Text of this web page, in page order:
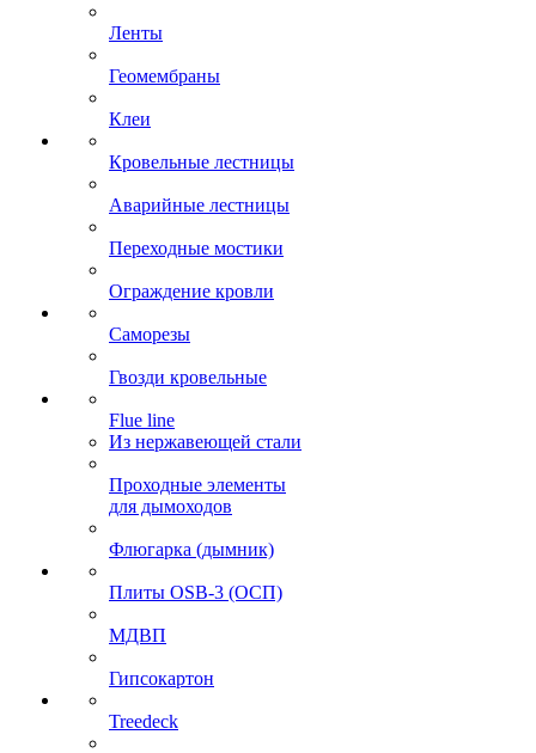
Ленты
Геомембраны
Клеи
Кровельные лестницы
Аварийные лестницы
Переходные мостики
Ограждение кровли
Саморезы
Гвозди кровельные
Flue line
Из нержавеющей стали
Проходные элементы
для дымоходов
Флюгарка (дымник)
Плиты OSB-3 (ОСП)
МДВП
Гипсокартон
Treedeck